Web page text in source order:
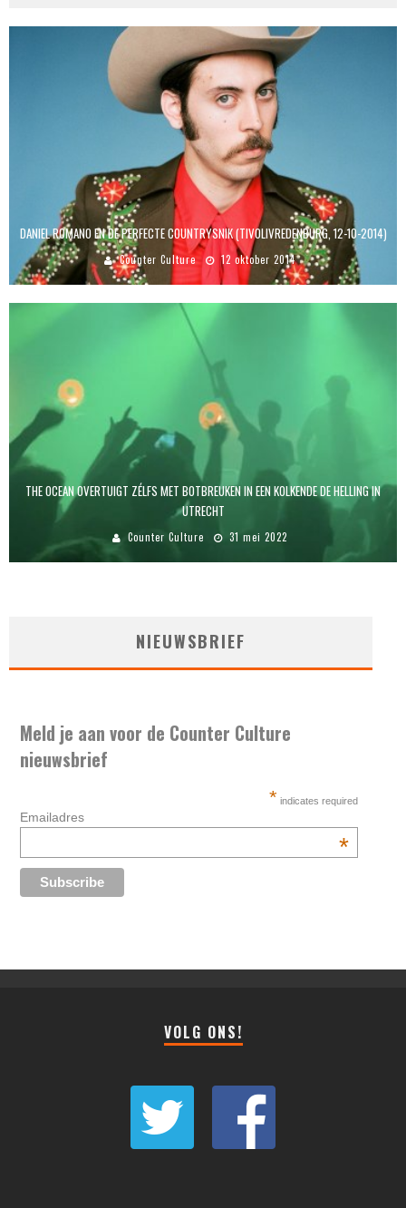
DANIEL ROMANO EN DE PERFECTE COUNTRYSNIK (TIVOLIVREDENBURG, 12-10-2014)
Counter Culture 12 oktober 2014
THE OCEAN OVERTUIGT ZÉLFS MET BOTBREUKEN IN EEN KOLKENDE DE HELLING IN
UTRECHT
Counter Culture 31 mei 2022
NIEUWSBRIEF
Meld je aan voor de Counter Culture
nieuwsbrief
* indicates required
Emailadres
*
VOLG ONS!